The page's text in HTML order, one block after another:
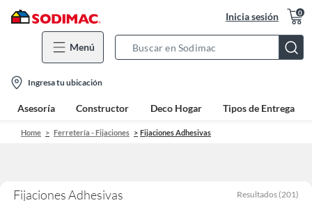
Inicia sesión 0
Menú
Bar
location-
icon
Ingresa tu ubicación
Asesoría Constructor Deco Hogar Tipos de Entrega
Home Ferretería - Fijaciones Fijaciones Adhesivas
Fijaciones Adhesivas Resultados (201)